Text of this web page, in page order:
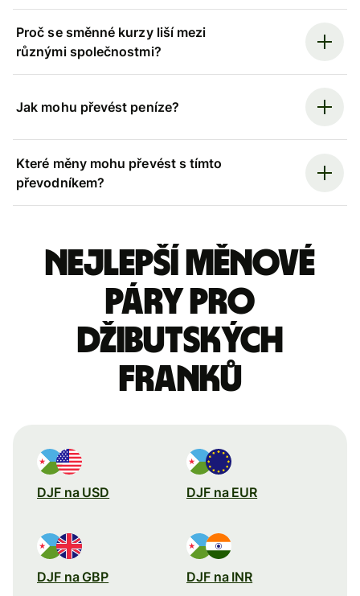
Proč se směnné kurzy liší mezi
různými společnostmi?
Jak mohu převést peníze?
Které měny mohu převést s tímto
převodníkem?
Nejlepší měnové
páry pro
džibutských
franků
DJF na USD DJF na EUR
DJF na GBP DJF na INR